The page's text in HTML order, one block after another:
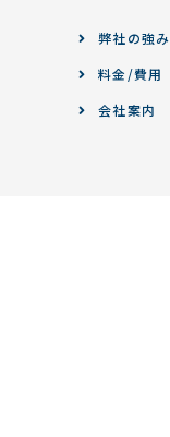
弊社の強み
料金/費用
会社案内